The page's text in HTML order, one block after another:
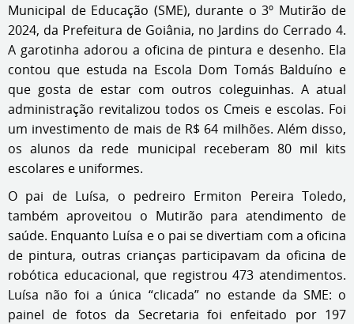
Municipal de Educação (SME), durante o 3º Mutirão de
2024, da Prefeitura de Goiânia, no Jardins do Cerrado 4.
A garotinha adorou a oficina de pintura e desenho. Ela
contou que estuda na Escola Dom Tomás Balduíno e
que gosta de estar com outros coleguinhas. A atual
administração revitalizou todos os Cmeis e escolas. Foi
um investimento de mais de R$ 64 milhões. Além disso,
os alunos da rede municipal receberam 80 mil kits
escolares e uniformes.
O pai de Luísa, o pedreiro Ermiton Pereira Toledo,
também aproveitou o Mutirão para atendimento de
saúde. Enquanto Luísa e o pai se divertiam com a oficina
de pintura, outras crianças participavam da oficina de
robótica educacional, que registrou 473 atendimentos.
Luísa não foi a única “clicada” no estande da SME: o
painel de fotos da Secretaria foi enfeitado por 197